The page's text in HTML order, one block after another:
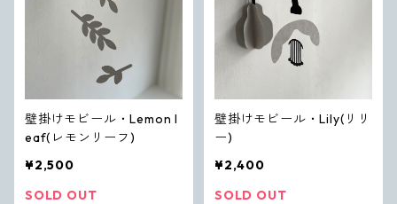
壁掛けモビール・Lemon l
eaf(レモンリーフ)
¥2,500
SOLD OUT
壁掛けモビール・Lily(リリ
ー)
¥2,400
SOLD OUT